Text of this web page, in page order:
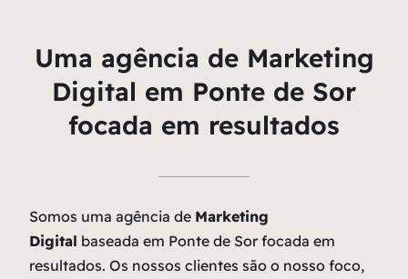
Uma agência de Marketing
Digital em Ponte de Sor
focada em resultados
Somos uma agência de Marketing
Digital baseada em Ponte de Sor focada em
resultados. Os nossos clientes são o nosso foco,